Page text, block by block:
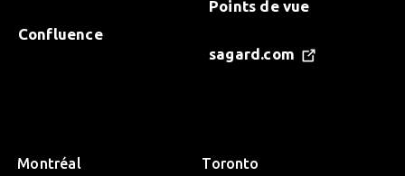
Confluence
Points de vue
sagard.com
Montréal Toronto